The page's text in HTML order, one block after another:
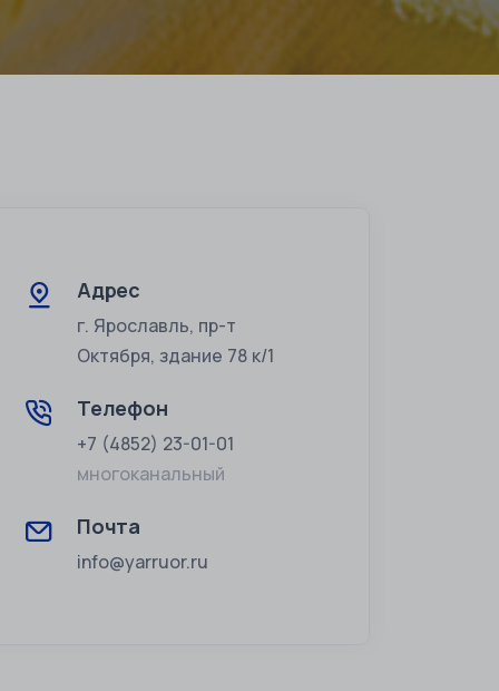
Адрес
г. Ярославль, пр-т
Октября, здание 78 к/1
Телефон
+7 (4852) 23-01-01
многоканальный
Почта
info@yarruor.ru